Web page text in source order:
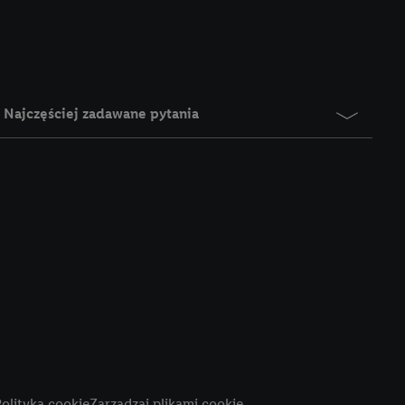
Najczęściej zadawane pytania
jednym z wyżej
możemy
rozpoznać
W tym celu
adres e-
adresu IP. Jeśli
użyciu adresu IP i
usług Lidl. W
Zgodę na
celów marketingu